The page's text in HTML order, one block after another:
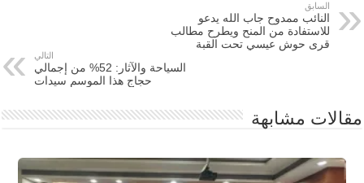
السابق
النائب ممدوح جاب الله يدعو
للاستفادة من المنح ويطرح مطالب
قرى حوش عيسي تحت القبة
التالي
السياحة والآثار: 52% من إجمالي
حجاج هذا الموسم سيدات
مقالات مشابهة